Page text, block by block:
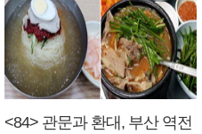
<84> 관문과 환대, 부산 역전